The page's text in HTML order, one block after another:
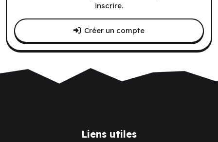
inscrire.
Créer un compte
Liens utiles